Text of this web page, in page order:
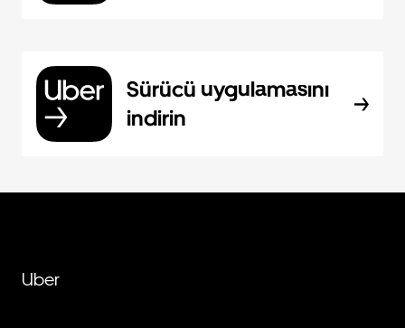
Sürücü uygulamasını
indirin
Uber